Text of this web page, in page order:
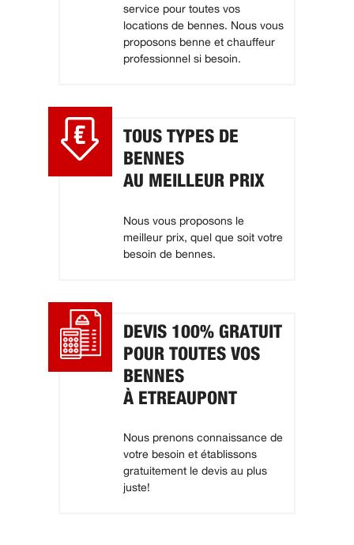
service pour toutes vos
locations de bennes. Nous vous
proposons benne et chauffeur
professionnel si besoin.
TOUS TYPES DE
BENNES
AU MEILLEUR PRIX
Nous vous proposons le
meilleur prix, quel que soit votre
besoin de bennes.
DEVIS 100% GRATUIT
POUR TOUTES VOS
BENNES
À ETREAUPONT
Nous prenons connaissance de
votre besoin et établissons
gratuitement le devis au plus
juste!